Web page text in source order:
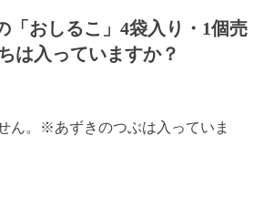
「おしるこ」4袋入り・1個売
は入っていますか？
ん。※あずきのつぶは入っていま